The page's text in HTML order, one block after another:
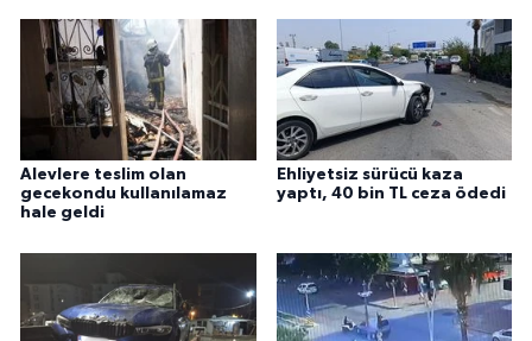
Alevlere teslim olan
gecekondu kullanılamaz
hale geldi
Ehliyetsiz sürücü kaza
yaptı, 40 bin TL ceza ödedi